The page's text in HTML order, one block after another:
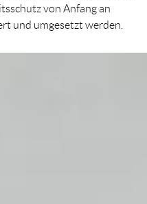
von Anfang an
und umgesetzt werden.